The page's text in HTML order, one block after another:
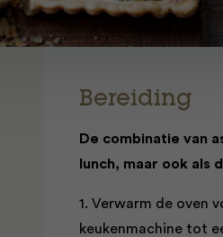
Bereiding
De combinatie van
lunch, maar ook als
1. Verwarm de oven
keukenmachine tot